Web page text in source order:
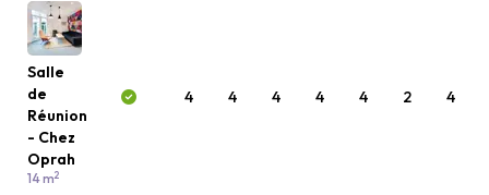
Salle
de
Réunion
- Chez
Oprah
14 m2
4 4 4 4 4 2 4